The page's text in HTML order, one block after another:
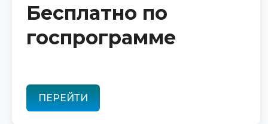
Бесплатно по
госпрограмме
ПЕРЕЙТИ